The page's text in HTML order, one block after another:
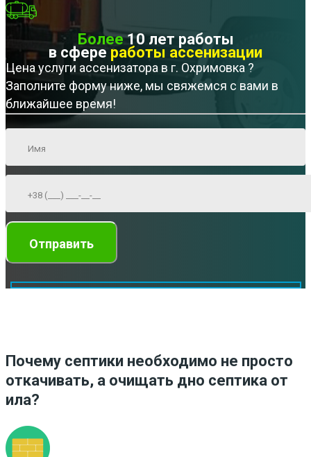
Более10 лет работы
в сфере работы ассенизации
Цена услуги ассенизатора в г. Охримовка ?
Заполните форму ниже, мы свяжемся с вами в
ближайшее время!
Почему септики необходимо не просто
откачивать, а очищать дно септика от
ила?